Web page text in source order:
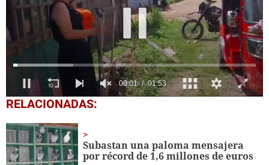
0
seconds
1
minute,
53
seconds
RELACIONADAS:
Subastan una paloma mensajera
por récord de 1,6 millones de euros